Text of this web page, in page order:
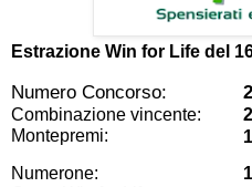
Estrazione Win for Life del
Numero Concorso:
Combinazione vincente:
Montepremi:
Numerone: